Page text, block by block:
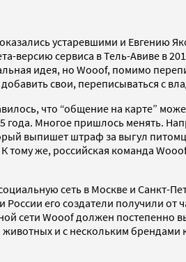
устаревшими и Евгению
версию сервиса в Тель-Авиве в
идея, но Wooof, помимо
свои, переписываться с
что “общение на карте”
года. Многое пришлось менять.
выпишет штраф за выгул
тому же, российская команда
сеть в Москве и Санкт-
его создатели получили
сети Wooof должен постепенно
и с нескольким